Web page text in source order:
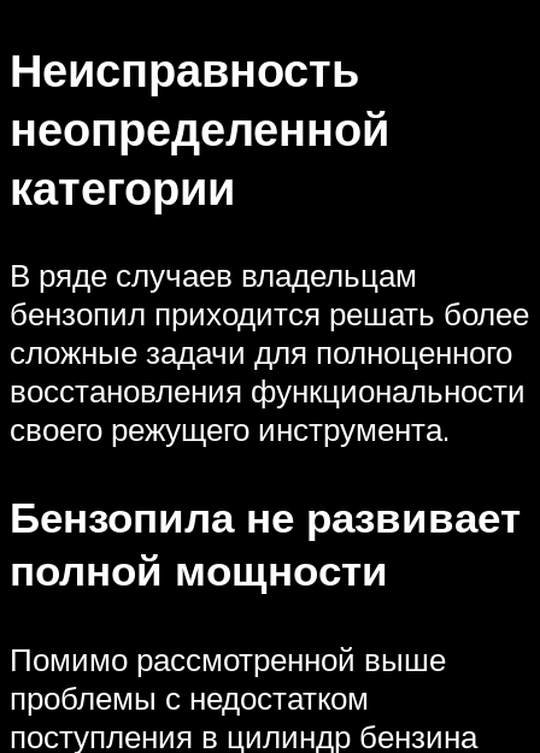
Неисправность
неопределенной
категории
В ряде случаев владельцам
бензопил приходится решать более
сложные задачи для полноценного
восстановления функциональности
своего режущего инструмента.
Бензопила не развивает
полной мощности
Помимо рассмотренной выше
проблемы с недостатком
поступления в цилиндр бензина